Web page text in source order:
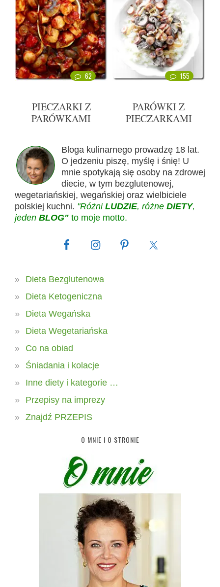
62
PIECZARKI Z
PARÓWKAMI
155
PARÓWKI Z
PIECZARKAMI
Bloga kulinarnego prowadzę 18 lat.
O jedzeniu piszę, myślę i śnię! U
mnie spotykają się osoby na zdrowej
diecie, w tym bezglutenowej,
wegetariańskiej, wegańskiej oraz wielbiciele
polskiej kuchni. "Różni LUDZIE, różne DIETY,
jeden BLOG" to moje motto.
Dieta Bezglutenowa
Dieta Ketogeniczna
Dieta Wegańska
Dieta Wegetariańska
Co na obiad
Śniadania i kolacje
Inne diety i kategorie …
Przepisy na imprezy
Znajdź PRZEPIS
O MNIE I O STRONIE